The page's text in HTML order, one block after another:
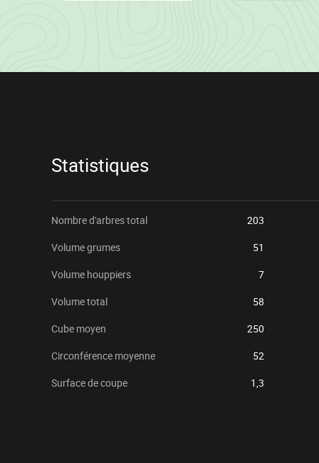
Informations
Statistiques
Nombre d'arbres total 203
Volume grumes
51
Volume houppiers
7
Volume total
58
Cube moyen
250
Circonférence moyenne
52
Surface de coupe
1,3